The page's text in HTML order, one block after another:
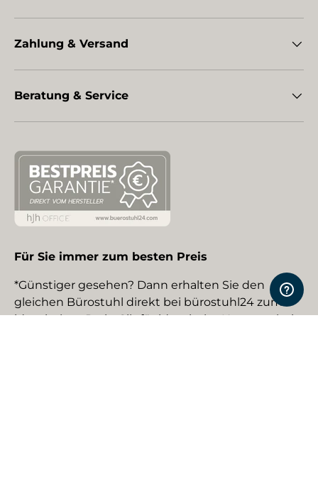
Zahlung & Versand
Beratung & Service
Für Sie immer zum besten Preis
*Günstiger gesehen? Dann erhalten Sie den
gleichen Bürostuhl direkt bei bürostuhl24 zum
identischen Preis. Gilt für identische Neuware bei